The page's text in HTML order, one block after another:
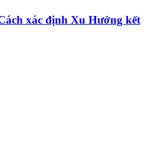
xác định Xu Hướng kết